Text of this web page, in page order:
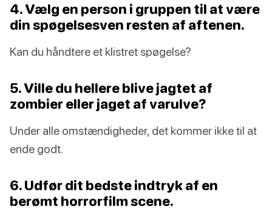
4. Vælg en person i gruppen til at være
din spøgelsesven resten af aftenen.
Kan du håndtere et klistret spøgelse?
5. Ville du hellere blive jagtet af
zombier eller jaget af varulve?
Under alle omstændigheder, det kommer ikke til at
ende godt.
6. Udfør dit bedste indtryk af en
berømt horrorfilm scene.